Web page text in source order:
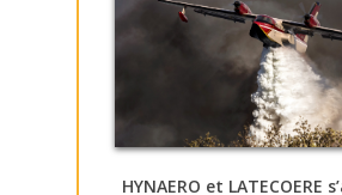
HYNAERO et LATECOERE